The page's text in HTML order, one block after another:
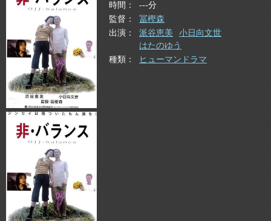
時間
---分
監督
冨樫森
出演
派谷恵美
小日向文世
はたのゆう
種類
ヒューマンドラマ